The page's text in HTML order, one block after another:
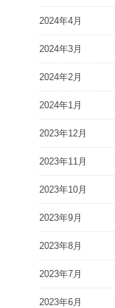
2024年4月
2024年3月
2024年2月
2024年1月
2023年12月
2023年11月
2023年10月
2023年9月
2023年8月
2023年7月
2023年6月